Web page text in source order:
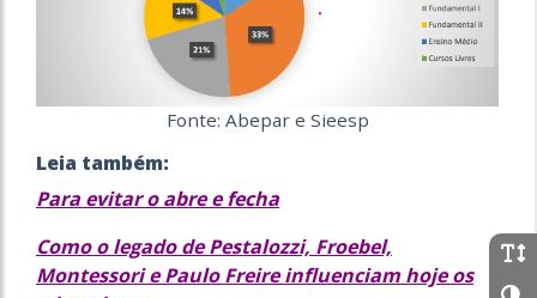
Fonte: Abepar e Sieesp
Leia também:
Para evitar o abre e fecha
Como o legado de Pestalozzi, Froebel,
Montessori e Paulo Freire influenciam hoje os